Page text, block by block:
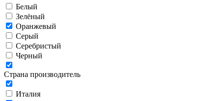
Белый
Зелёный
Оранжевый
Серый
Серебристый
Черный
Страна производитель
Италия